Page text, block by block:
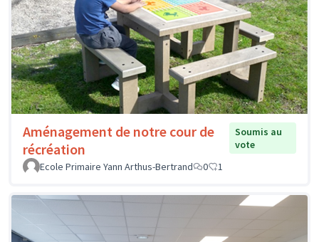
Aménagement de notre cour de
récréation
Soumis au
vote
Ecole Primaire Yann Arthus-Bertrand
0 1